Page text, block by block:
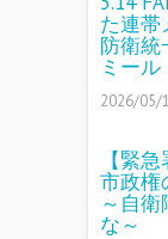
た連帯
防衛統
ミー
2026/05/
【緊
市政権
～自
な～